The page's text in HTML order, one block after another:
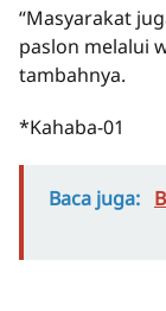
“Masyarakat
paslon melalui
tambahnya.
*Kahaba-01
Baca juga: